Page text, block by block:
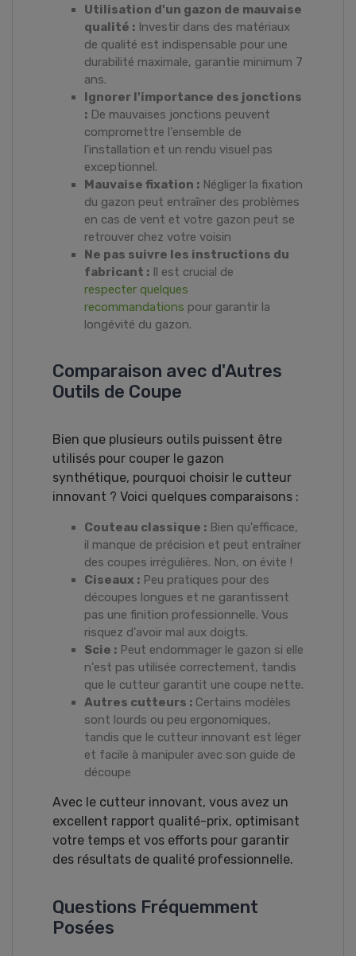
Utilisation d'un gazon de mauvaise
qualité : Investir dans des matériaux
de qualité est indispensable pour une
durabilité maximale, garantie minimum 7
ans.
Ignorer l'importance des jonctions
: De mauvaises jonctions peuvent
compromettre l'ensemble de
l'installation et un rendu visuel pas
exceptionnel.
Mauvaise fixation : Négliger la fixation
du gazon peut entraîner des problèmes
en cas de vent et votre gazon peut se
retrouver chez votre voisin
Ne pas suivre les instructions du
fabricant : Il est crucial de
respecter quelques
recommandations pour garantir la
longévité du gazon.
Comparaison avec d'Autres
Outils de Coupe
Bien que plusieurs outils puissent être
utilisés pour couper le gazon
synthétique, pourquoi choisir le cutteur
innovant ? Voici quelques comparaisons :
Couteau classique : Bien qu'efficace,
il manque de précision et peut entraîner
des coupes irrégulières. Non, on évite !
Ciseaux : Peu pratiques pour des
découpes longues et ne garantissent
pas une finition professionnelle. Vous
risquez d'avoir mal aux doigts.
Scie : Peut endommager le gazon si elle
n'est pas utilisée correctement, tandis
que le cutteur garantit une coupe nette.
Autres cutteurs : Certains modèles
sont lourds ou peu ergonomiques,
tandis que le cutteur innovant est léger
et facile à manipuler avec son guide de
découpe
Avec le cutteur innovant, vous avez un
excellent rapport qualité-prix, optimisant
votre temps et vos efforts pour garantir
des résultats de qualité professionnelle.
Questions Fréquemment
Posées